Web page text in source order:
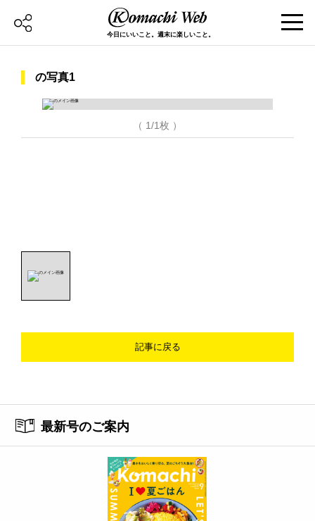
今日にいいこと。週末に楽しいこと。
の写真1
（ 1/1枚 ）
記事に戻る
最新号のご案内